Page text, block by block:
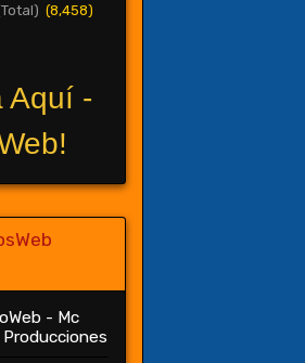
(8,458)
Aquí -
- Mc
Producciones